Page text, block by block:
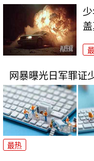
盖
网暴曝光日军罪证
最热